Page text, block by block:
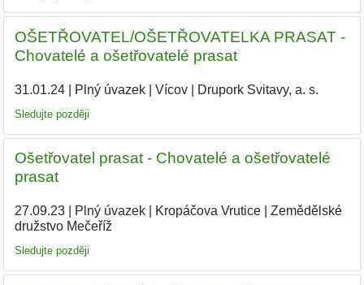
OŠETŘOVATEL/OŠETŘOVATELKA PRASAT -
Chovatelé a ošetřovatelé prasat
31.01.24| Plný úvazek| Vícov| Drupork Svitavy, a. s.
Sledujte později
Ošetřovatel prasat - Chovatelé a ošetřovatelé
prasat
27.09.23| Plný úvazek| Kropáčova Vrutice|
Zemědělské
družstvo Mečeříž
Sledujte později